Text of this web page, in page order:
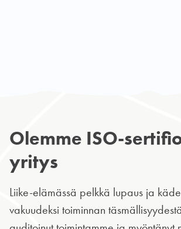
Olemme ISO-
yritys
Liike-elämässä pelkkä lupaus ja
vakuudeksi toiminnan